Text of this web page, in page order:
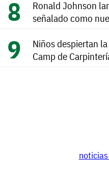
Ronald Johnson
señalado como
Niños despiertan
Camp de